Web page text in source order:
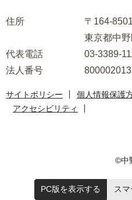
シ
ン
こ
ま
住所
〒164-8501
東京都中
代表電話
03-3389-
法人番号
サイトポリシー 個人情報保護
アクセシビリティ
©中
PC版を表示する ス